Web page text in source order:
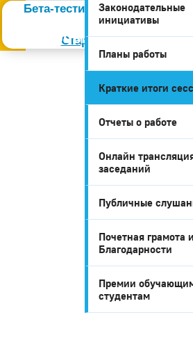
Бета-тестирование портала
Старая версия
Слабовидящим
Законодательные
инициативы
Планы работы
Краткие итоги
Отчеты о работе
Онлайн
заседаний
Публичные
Почетная грамота и
Благодарности
Премии
студентам